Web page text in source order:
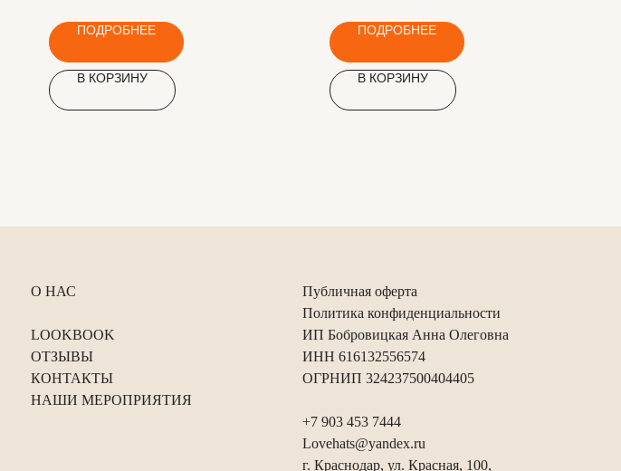
ПОДРОБНЕЕ
В КОРЗИНУ
ПОДРОБНЕЕ
В КОРЗИНУ
О НАС
LOOKBOOK
ОТЗЫВЫ
КОНТАКТЫ
НАШИ МЕРОПРИЯТИЯ
Публичная оферта
Политика конфиденциальности
ИП Бобровицкая Анна Олеговна
ИНН 616132556574
ОГРНИП 324237500404405
+7 903 453 7444
Lovehats@yandex.ru
г. Краснодар, ул. Красная, 100,